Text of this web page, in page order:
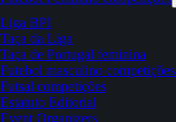
Liga BPI
Taça da Liga
Taça de Portugal feminina
Futebol masculino competições
Futsal competições
Estatuto Editorial
Event Organizers